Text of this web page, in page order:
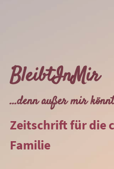
BleibtInMir
...denn außer mir
Zeitschrift für die
Familie